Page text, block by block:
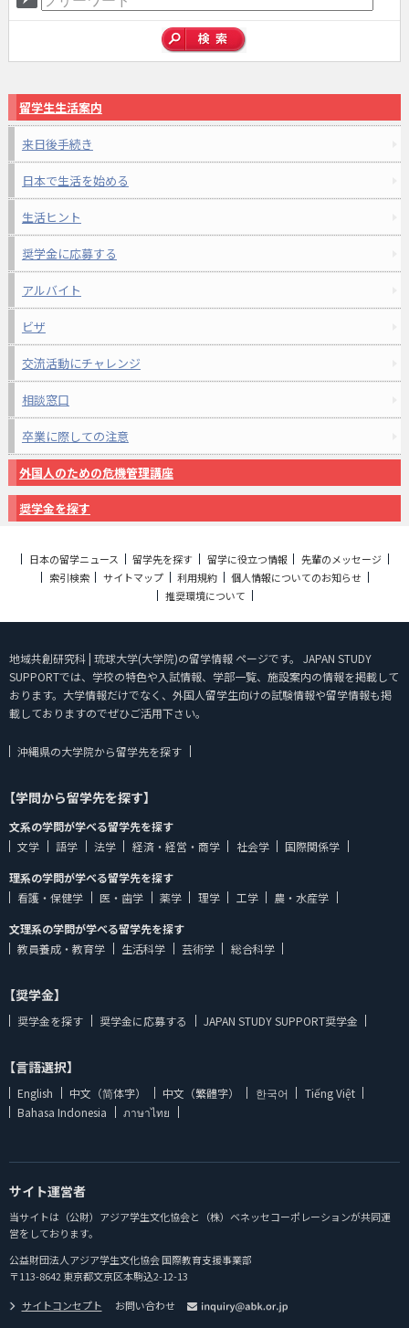
留学生生活案内
来日後手続き
日本で生活を始める
生活ヒント
奨学金に応募する
アルバイト
ビザ
交流活動にチャレンジ
相談窓口
卒業に際しての注意
外国人のための危機管理講座
奨学金を探す
日本の留学ニュース 留学先を探す 留学に役立つ情報
先輩のメッセージ
索引検索
サイトマップ 利用規約
個人情報についてのお知らせ
推奨環境について
地域共創研究科 | 琉球大学(大学院)の留学情報 ページです。 JAPAN STUDY
SUPPORTでは、学校の特色や入試情報、学部一覧、施設案内の情報を掲載して
おります。大学情報だけでなく、外国人留学生向けの試験情報や留学情報も掲
載しておりますのでぜひご活用下さい。
沖縄県の大学院から留学先を探す
【学問から留学先を探す】
文系の学問が学べる留学先を探す
文学
語学 法学 経済・経営・商学 社会学
国際関係学
理系の学問が学べる留学先を探す
看護・保健学
医・歯学 薬学 理学 工学
農・水産学
文理系の学問が学べる留学先を探す
教員養成・教育学
生活科学 芸術学 総合科学
【奨学金】
奨学金を探す 奨学金に応募する JAPAN STUDY SUPPORT奨学金
【言語選択】
English 中文（简体字） 中文（繁體字） 한국어
Tiếng Việt
Bahasa Indonesia
ภาษาไทย
サイト運営者
当サイトは（公財）アジア学生文化協会と（株）ベネッセコーポレーションが共同運
営をしております。
公益財団法人アジア学生文化協会 国際教育支援事業部
〒113-8642 東京都文京区本駒込2-12-13
サイトコンセプト
お問い合わせ